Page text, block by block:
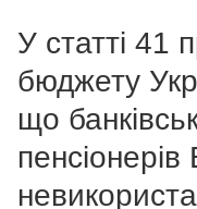
У статті 41
бюджету
що